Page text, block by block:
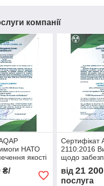
компанії
НАТО
якості
₴/
Сертифікат
2110:2016
щодо
при
розробці та
від 21 200
послуга